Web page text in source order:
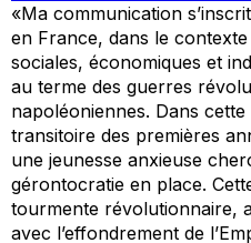
«Ma communication
en France, dans le
sociales, économiques et
au terme des guerres
napoléoniennes. Dans
transitoire des premières
une jeunesse anxieuse
gérontocratie en place.
tourmente révolutionnaire,
avec l’effondrement de